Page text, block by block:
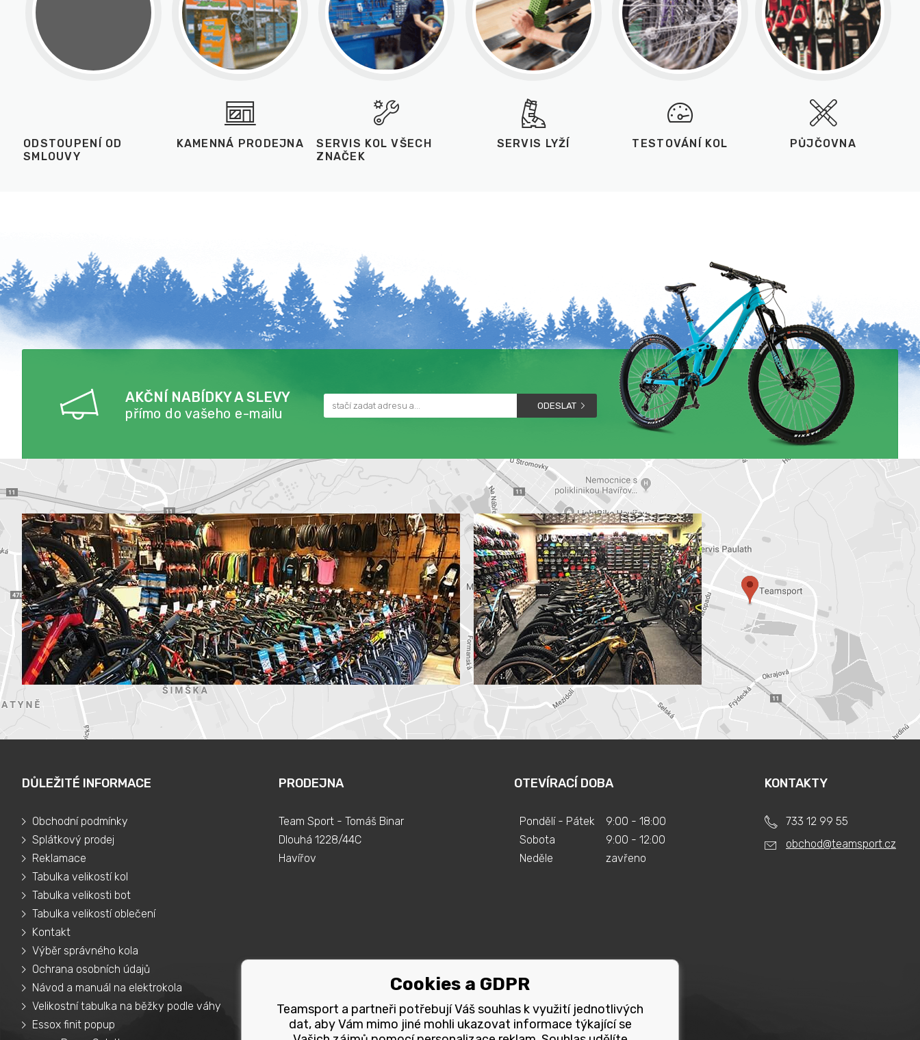
ODSTOUPENÍ OD
SMLOUVY
KAMENNÁ PRODEJNA
SERVIS KOL VŠECH
ZNAČEK
SERVIS LYŽÍ TESTOVÁNÍ KOL PŮJČOVNA
AKČNÍ NABÍDKY A SLEVY
přímo do vašeho e-mailu
ODESLAT
DŮLEŽITÉ INFORMACE
Obchodní podmínky
Splátkový prodej
Reklamace
Tabulka velikostí kol
Tabulka velikosti bot
Tabulka velikostí oblečení
Kontakt
Výběr správného kola
Ochrana osobních údajů
Návod a manuál na elektrokola
Velikostní tabulka na běžky podle váhy
Essox finit popup
PRODEJNA
Team Sport - Tomáš Binar
Dlouhá 1228/44C
Havířov
OTEVÍRACÍ DOBA
Pondělí - Pátek
Sobota
Neděle
9:00 - 18:00
9:00 - 12:00
zavřeno
KONTAKTY
733 12 99 55
obchod@teamsport.cz
Cookies a GDPR
Teamsport a partneři potřebují Váš souhlas k využití jednotlivých
dat, aby Vám mimo jiné mohli ukazovat informace týkající se